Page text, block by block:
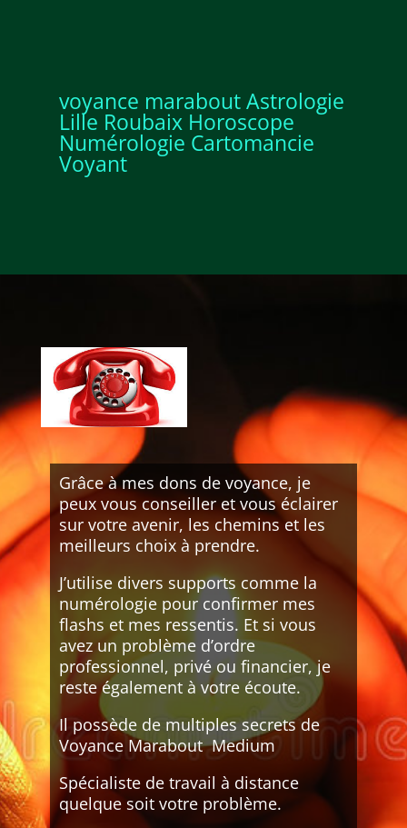
voyance marabout Astrologie
Lille Roubaix Horoscope
Numérologie Cartomancie
Voyant
Grâce à mes dons de voyance, je
peux vous conseiller et vous éclairer
sur votre avenir, les chemins et les
meilleurs choix à prendre.
J’utilise divers supports comme la
numérologie pour confirmer mes
flashs et mes ressentis. Et si vous
avez un problème d’ordre
professionnel, privé ou financier, je
reste également à votre écoute.
Il possède de multiples secrets de
Voyance Marabout Medium
Spécialiste de travail à distance
quelque soit votre problème.